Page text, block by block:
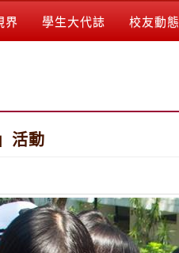
界 學生大代誌 校友動態
活動